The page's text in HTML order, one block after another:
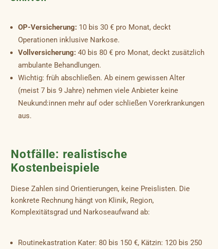
OP-Versicherung: 10 bis 30 € pro Monat, deckt
Operationen inklusive Narkose.
Vollversicherung: 40 bis 80 € pro Monat, deckt zusätzlich
ambulante Behandlungen.
Wichtig: früh abschließen. Ab einem gewissen Alter
(meist 7 bis 9 Jahre) nehmen viele Anbieter keine
Neukund:innen mehr auf oder schließen Vorerkrankungen
aus.
Notfälle: realistische
Kostenbeispiele
Diese Zahlen sind Orientierungen, keine Preislisten. Die
konkrete Rechnung hängt von Klinik, Region,
Komplexitätsgrad und Narkoseaufwand ab:
Routinekastration Kater: 80 bis 150 €, Kätzin: 120 bis 250